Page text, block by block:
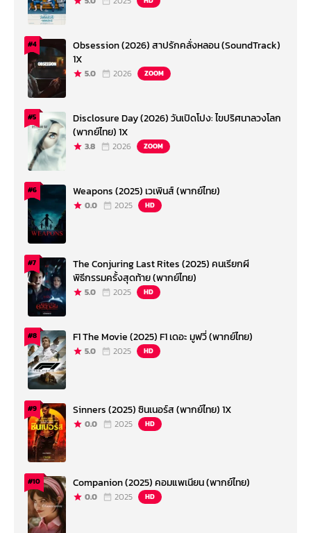
#4
Obsession (2026) สาปรักคลั่งหลอน (SoundTrack)
1X
5.0 2026 ZOOM
#5
Disclosure Day (2026) วันเปิดโปง: ไขปริศนาลวงโลก
(พากย์ไทย) 1X
3.8 2026 ZOOM
#6 Weapons (2025) เวเพินส์ (พากย์ไทย)
0.0 2025 HD
#7
The Conjuring Last Rites (2025) คนเรียกผี
พิธีกรรมครั้งสุดท้าย (พากย์ไทย)
5.0 2025 HD
#8 F1 The Movie (2025) F1 เดอะ มูฟวี่ (พากย์ไทย)
5.0 2025 HD
#9 Sinners (2025) ซินเนอร์ส (พากย์ไทย) 1X
0.0 2025 HD
#10 Companion (2025) คอมแพเนียน (พากย์ไทย)
0.0 2025 HD